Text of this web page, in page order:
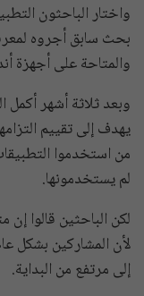
واختار الباحثون
بحث سابق أجروه
والمتاحة على أجهزة
وبعد ثلاثة أشهر
يهدف إلى تقييم
من استخدموا
لم يستخدمونها.
لكن الباحثين قالوا
لأن المشاركين بشكل
إلى مرتفع من البداية.